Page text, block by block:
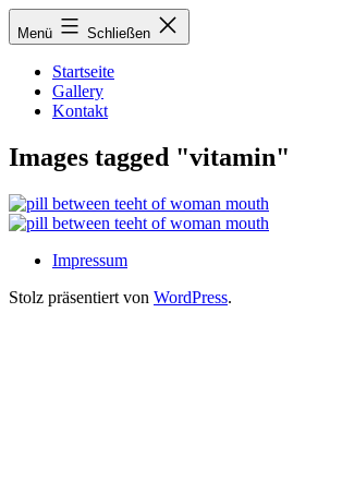
Zum
Inhalt
Menü Schließen
Startseite
Gallery
Kontakt
Images tagged "vitamin"
Impressum
Stolz präsentiert von WordPress.